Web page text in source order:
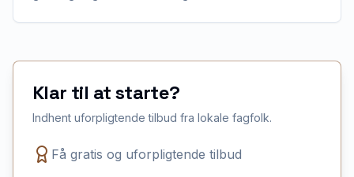
Klar til at starte?
Indhent uforpligtende tilbud fra lokale fagfolk.
Få gratis og uforpligtende tilbud